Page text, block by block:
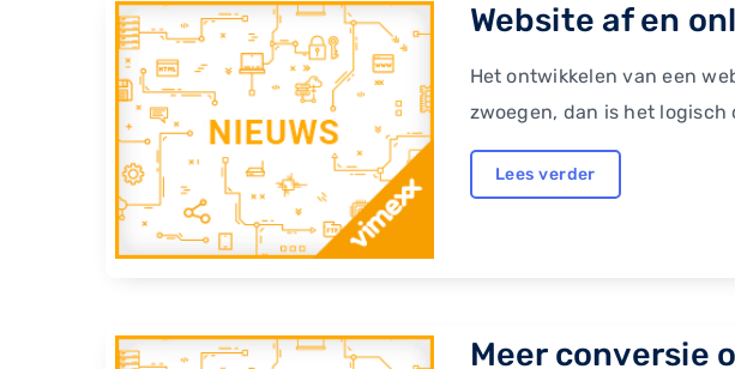
Website af en
Het ontwikkelen van een
zwoegen, dan is het
Lees verder
Meer conversie